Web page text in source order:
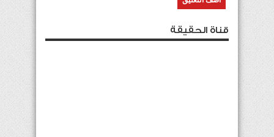
قناة الحقيقة